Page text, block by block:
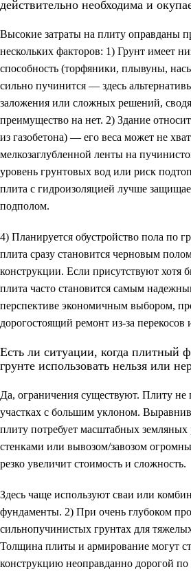
действительно необходима и
Высокие затраты на плиту оправданы
нескольких факторов: 1) Грунт имеет
способность (торфяники, плывуны,
сильно пучинится — здесь
заложения или сложных решений,
преимущество на нет. 2) Здание
из газобетона) — его веса может не
мелкозаглубленной ленты на
уровень грунтовых вод или риск
плита с гидроизоляцией лучше
подполом.
4) Планируется обустройство пола по
плита сразу становится черновым
конструкции. Если присутствуют хотя
плита часто становится самым
перспективе экономичным выбором,
дорогостоящий ремонт из-за перекосов
Есть ли ситуации, когда плитный
грунте использовать нельзя или
Да, ограничения существуют. Плиту
участках с большим уклоном.
плиту потребует масштабных
стенками или вывозом/завозом
резко увеличит стоимость и сложность.
Здесь чаще используют сваи или
фундаменты. 2) При очень глубоком
сильнопучинистых грунтах для
Толщина плиты и армирование могут
конструкцию неоправданно дорогой